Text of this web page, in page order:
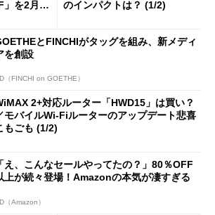
を2月22
のインパクトは？ (1/2)
とFINCHIがタッグを組み、新メディ
を創設
（FINCHI on GOETHE）
2+対応ルーター「HWD15」は買い？
モバイルWi-Fiルーターのアップデート悲喜
もごも (1/2)
「え、こんなセールやってたの？」80％OFF
上が続々登場！Amazonの本気が凄すぎる
（Amazon）